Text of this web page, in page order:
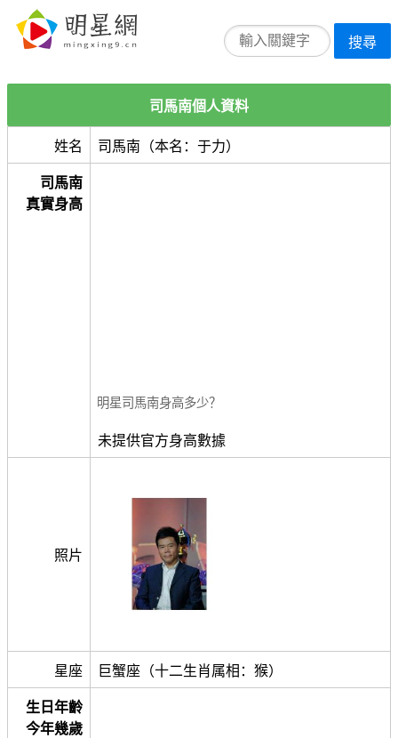
搜尋
司馬南個人資料
姓名 司馬南（本名：于力）
司馬南
真實身高
明星司馬南身高多少？
未提供官方身高數據
照片
星座 巨蟹座（十二生肖属相：猴）
生日年齡
今年幾歲